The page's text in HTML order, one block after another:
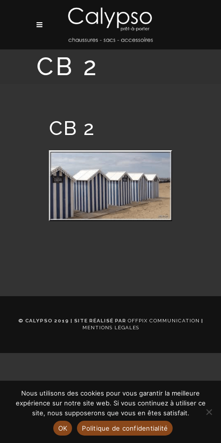
CB 2
CB 2
© CALYPSO 2019 | SITE RÉALISÉ PAR OFFPIX COMMUNICATION |
MENTIONS LÉGALES
Nous utilisons des cookies pour vous garantir la meilleure
expérience sur notre site web. Si vous continuez à utiliser ce
site, nous supposerons que vous en êtes satisfait.
OK
Politique de confidentialité